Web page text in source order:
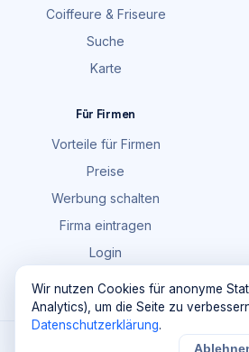
Coiffeure & Friseure
Suche
Karte
Für Firmen
Vorteile für Firmen
Preise
Werbung schalten
Firma eintragen
Login
Maik Möhring Media · Ermatingen
Wir nutzen Cookies für anonyme
Analytics), um die Seite zu
Datenschutzerklärung.